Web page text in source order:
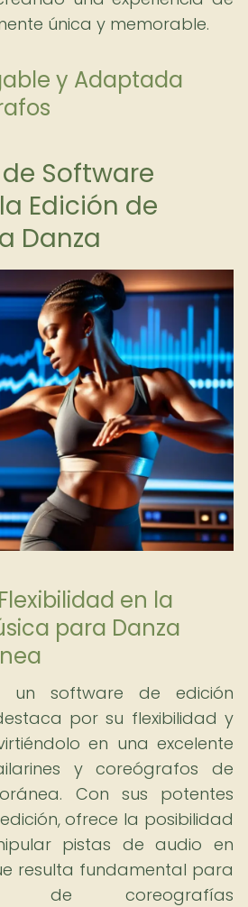
única y memorable.
y Adaptada
Software
Edición de
Danza
en la
para Danza
un software de edición
por su flexibilidad y
en una excelente
y coreógrafos de
Con sus potentes
ofrece la posibilidad
pistas de audio en
resulta fundamental para
de coreografías